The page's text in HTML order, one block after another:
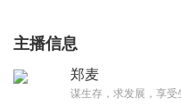
主播信息
郑麦